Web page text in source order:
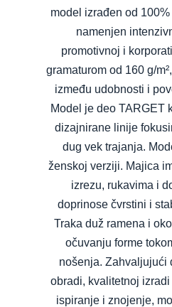
model izrađen od
namenjen
promotivnoj i
gramaturom od 160 g/
između udobnosti i
Model je deo TARGET
dizajnirane linije
dug vek trajanja.
ženskoj verziji. Majica
izrezu, rukavima i
doprinose čvrstini i
Traka duž ramena i
očuvanju forme
nošenja. Zahvaljujući
obradi, kvalitetnoj
ispiranje i znojenje,